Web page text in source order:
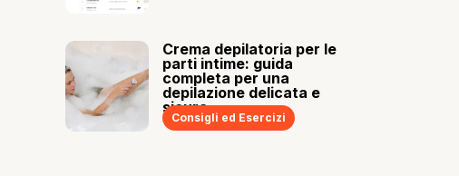
Crema depilatoria per le
parti intime: guida
completa per una
depilazione delicata e
sicura
Consigli ed Esercizi